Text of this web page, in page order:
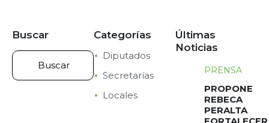
Buscar Categorías
Diputados
Secretarías
Locales
Últimas
Noticias
PRENSA
PROPONE
REBECA
PERALTA